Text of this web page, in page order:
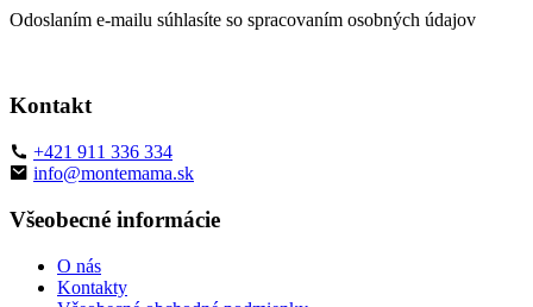
Odoslaním e-mailu súhlasíte so spracovaním osobných údajov
Kontakt
+421 911 336 334
info@montemama.sk
Všeobecné informácie
O nás
Kontakty